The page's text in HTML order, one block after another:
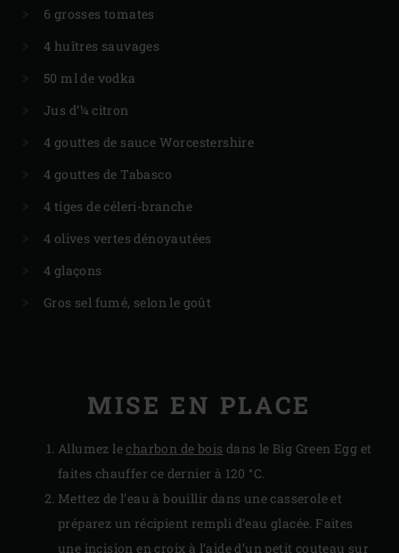
6 grosses tomates
4 huîtres sauvages
50 ml de vodka
Jus d’¼ citron
4 gouttes de sauce Worcestershire
4 gouttes de Tabasco
4 tiges de céleri-branche
4 olives vertes dénoyautées
4 glaçons
Gros sel fumé, selon le goût
MISE EN PLACE
Allumez lecharbon de bois dans le Big Green Egg et
faites chauffer ce dernier à 120 °C.
Mettez de l’eau à bouillir dans une casserole et
préparez un récipient rempli d’eau glacée. Faites
une incision en croix à l’aide d’un petit couteau sur